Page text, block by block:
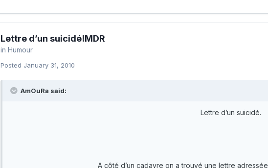
Lettre d’un suicidé!MDR
in Humour
Posted January 31, 2010
AmOuRa said:
Lettre d’un suicidé.
A côté d’un cadavre on a trouvé une lettre